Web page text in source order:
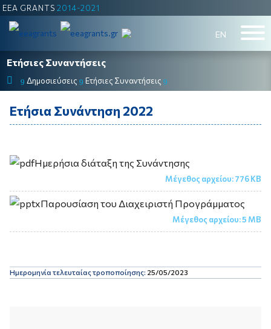
EEA GRANTS2014-2021
ΕΝ
Ετήσιες Συναντήσεις
9 Δημοσιεύσεις 9 Ετήσιες Συναντήσεις 9
Ετήσια Συνάντηση 2022
Ημερήσια διάταξη της Συνάντησης
Μέγεθος αρχείου:776 KB
Παρουσίαση του Διαχειριστή Προγράμματος
Μέγεθος αρχείου:5 MB
Ημερομηνία τελευταίας τροποποίησης: 25/05/2023